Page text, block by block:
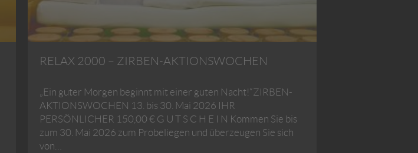
RELAX 2000 – ZIRBEN-AKTIONSWOCHEN
„Ein guter Morgen beginnt mit einer guten Nacht!“ZIRBEN-
AKTIONSWOCHEN 13. bis 30. Mai 2026 IHR
PERSÖNLICHER 150,00 € G U T S C H E I N Kommen Sie bis
zum 30. Mai 2026 zum Probeliegen und überzeugen Sie sich
von…